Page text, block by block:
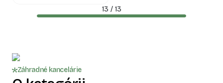
13 / 13
Záhradné kancelárie